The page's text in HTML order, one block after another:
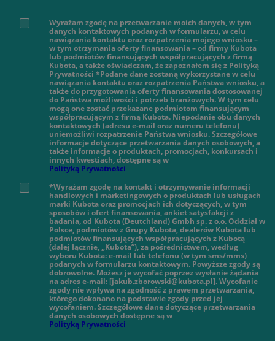
Wyrażam zgodę na przetwarzanie moich danych, w tym
danych kontaktowych podanych w formularzu, w celu
nawiązania kontaktu oraz rozpatrzenia mojego wniosku –
w tym otrzymania oferty finansowania – od firmy Kubota
lub podmiotów finansujących współpracujących z firmą
Kubota, a także oświadczam, że zapoznałem się z Polityką
Prywatności *Podane dane zostaną wykorzystane w celu
nawiązania kontaktu oraz rozpatrzenia Państwa wniosku, a
także do przygotowania oferty finansowania dostosowanej
do Państwa możliwości i potrzeb branżowych. W tym celu
mogą one zostać przekazane podmiotom finansującym
współpracującym z firmą Kubota. Niepodanie obu danych
kontaktowych (adresu e-mail oraz numeru telefonu)
uniemożliwi rozpatrzenie Państwa wniosku. Szczegółowe
informacje dotyczące przetwarzania danych osobowych, a
także informacje o produktach, promocjach, konkursach i
innych kwestiach, dostępne są w
Polityką Prywatności
*Wyrażam zgodę na kontakt i otrzymywanie informacji
handlowych i marketingowych o produktach lub usługach
marki Kubota oraz promocjach ich dotyczących, w tym
sposobów i ofert finansowania, ankiet satysfakcji z
badania, od Kubota (Deutchland) Gmbh sp. z o.o. Oddział w
Polsce, podmiotów z Grupy Kubota, dealerów Kubota lub
podmiotów finansujących współpracujących z Kubotą
(dalej łącznie, „Kubota”), za pośrednictwem, według
wyboru Kubota: e-mail lub telefonu (w tym sms/mms)
podanych w formularzu kontaktowym. Powyższe zgody są
dobrowolne. Możesz je wycofać poprzez wysłanie żądania
na adres e-mail: [jakub.zborowski@kubota.pl]. Wycofanie
zgody nie wpływa na zgodność z prawem przetwarzania,
którego dokonano na podstawie zgody przed jej
wycofaniem. Szczegółowe dane dotyczące przetwarzania
danych osobowych dostępne są w
Polityką Prywatności